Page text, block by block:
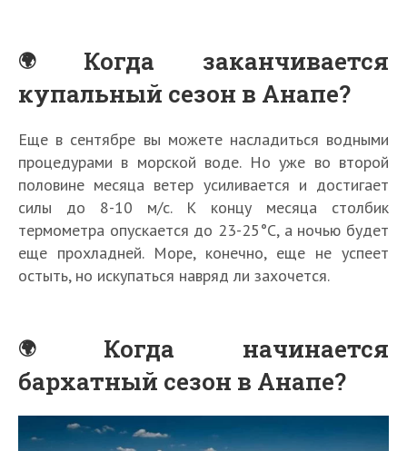
Когда заканчивается
купальный сезон в Анапе?
Еще в сентябре вы можете насладиться водными
процедурами в морской воде. Но уже во второй
половине месяца ветер усиливается и достигает
силы до 8-10 м/с. К концу месяца столбик
термометра опускается до 23-25°C, а ночью будет
еще прохладней. Море, конечно, еще не успеет
остыть, но искупаться навряд ли захочется.
Когда начинается
бархатный сезон в Анапе?